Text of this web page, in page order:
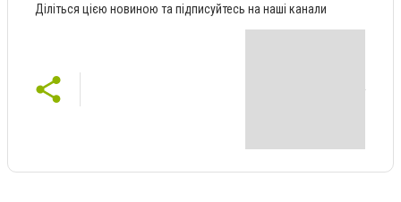
Діліться цією новиною та підписуйтесь на наші канали